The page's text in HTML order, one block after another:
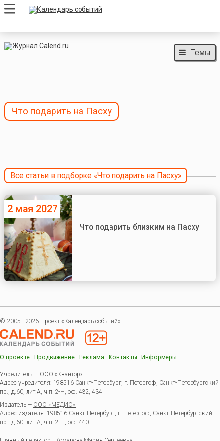
Темы
Что подарить на Пасху
Все статьи в подборке «Что подарить на Пасху»
2 мая 2027
Что подарить близким на Пасху
© 2005—2026 Проект «Календарь событий»
О проекте Продвижение Реклама Контакты Информеры
Учредитель — ООО «Квантор»
Адрес учредителя: 198516 Санкт-Петербург, г. Петергоф, Санкт-Петербургский
пр., д.60, лит.А, ч.п. 2-Н, оф. 432, 434
Издатель — ООО «МЕДИО»
Адрес издателя: 198516 Санкт-Петербург, г. Петергоф, Санкт-Петербургский
пр., д.60, лит.А, ч.п. 2-Н, оф. 440